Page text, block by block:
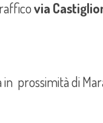
via
in prossimità di